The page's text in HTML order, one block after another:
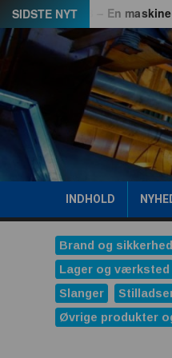
Spring
til
indhold
SIDSTE NYT
G3 – En maskine. Én
INDHOLD
Brand og sikkerhed
Lager og værksted
Slanger
Øvrige produkter